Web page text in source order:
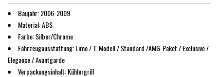
Baujahr: 2006-2009
Material: ABS
Farbe: Silber/Chrome
Fahrzeugausstattung: Limo / T-Modell / Standard /AMG-Paket / Exclusive /
Elegance / Avantgarde
Verpackungsinhalt: Kühlergrill